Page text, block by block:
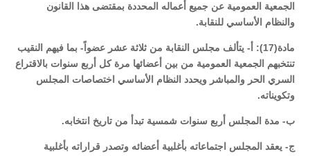
الجمعية العمومية عن جميع أعماله المحددة بمقتضى هذا القانون
والنظام الأساسي للنقابة.
مادة(17): أ- يتألف مجلس النقابة من ثلاثة عشر عضواً- بما فيهم النقيب
تنتخبهم الجمعية العمومية من بين أعضائها مرة كل أربع سنوات بالاقتراع
السري الحر والمباشر ويحدد النظام الأساسي اختصاصات المجلس
وتكويناته.
ب- مدة المجلس أربع سنوات شمسية تبدأ من تاريخ انتخابه.
ج- يعقد المجلس اجتماعاته بأغلبية أعضائه وتصدر قراراته بأغلبية